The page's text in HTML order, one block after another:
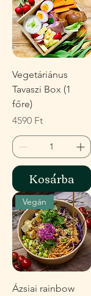
Vegetáriánus
Tavaszi Box (1
főre)
Ár
4590 Ft
Kosárba
Vegán
Ázsiai rainbow